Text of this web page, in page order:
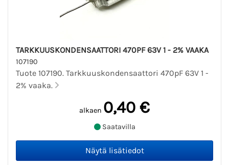
TARKKUUSKONDENSAATTORI 470PF 63V 1 - 2% VAAKA
107190
Tuote 107190. Tarkkuuskondensaattori 470pF 63V 1 -
2% vaaka.
alkaen 0,40 €
Saatavilla